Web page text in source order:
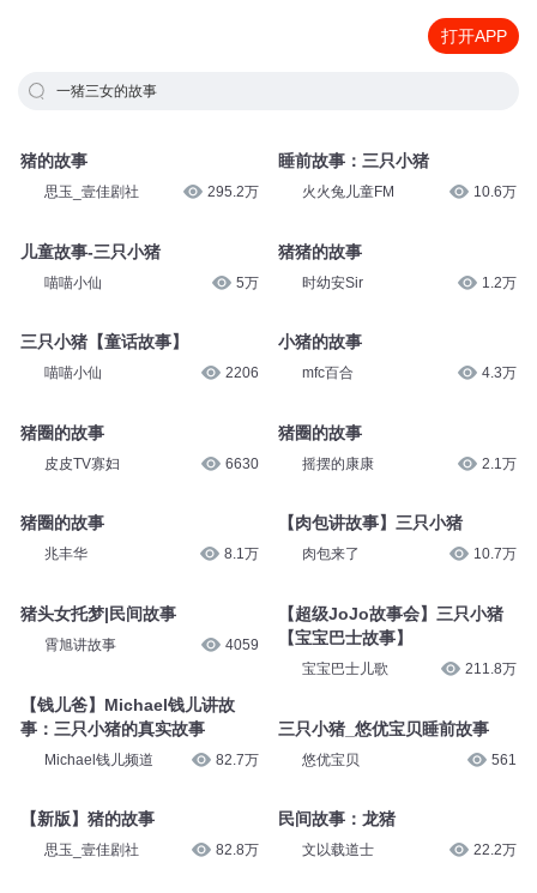
打开APP
一猪三女的故事
猪的故事
思玉_壹佳剧社 295.2万
儿童故事-三只小猪
喵喵小仙 5万
三只小猪【童话故事】
喵喵小仙 2206
猪圈的故事
皮皮TV寡妇 6630
猪圈的故事
兆丰华 8.1万
猪头女托梦|民间故事
霄旭讲故事 4059
【钱儿爸】Michael钱儿讲故
事：三只小猪的真实故事
Michael钱儿频道 82.7万
【新版】猪的故事
思玉_壹佳剧社 82.8万
睡前故事：三只小猪
火火兔儿童FM 10.6万
猪猪的故事
时幼安Sir 1.2万
小猪的故事
mfc百合 4.3万
猪圈的故事
摇摆的康康 2.1万
【肉包讲故事】三只小猪
肉包来了 10.7万
【超级JoJo故事会】三只小猪
【宝宝巴士故事】
宝宝巴士儿歌 211.8万
三只小猪_悠优宝贝睡前故事
悠优宝贝 561
民间故事：龙猪
文以载道士 22.2万